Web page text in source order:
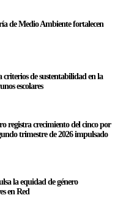
de Medio Ambiente fortalecen
de sustentabilidad en la
escolares
registra crecimiento del cinco por
trimestre de 2026 impulsado
la equidad de género
en Red